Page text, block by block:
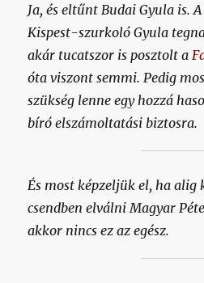
Ja, és eltűnt Budai Gyula is.
Kispest-szurkoló Gyula
akár tucatszor is posztolt a
óta viszont semmi. Pedig
szükség lenne egy hozzá
bíró elszámoltatási biztosra.
És most képzeljük el, ha alig
csendben elválni Magyar
akkor nincs ez az egész.